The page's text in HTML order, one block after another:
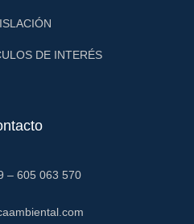
DE INTERÉS
– 605 063 570